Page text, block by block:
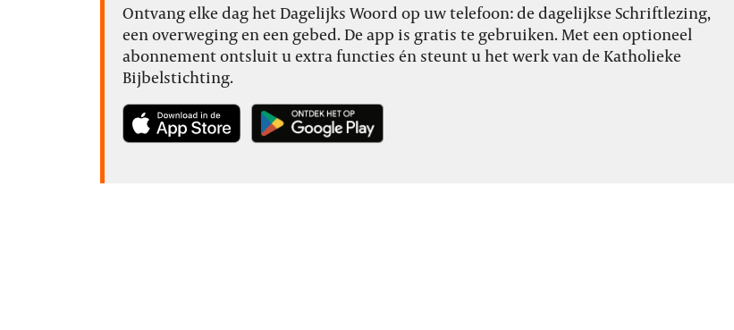
Ontvang elke dag het Dagelijks Woord op uw telefoon: de dagelijkse Schriftlezing,
een overweging en een gebed. De app is gratis te gebruiken. Met een optioneel
abonnement ontsluit u extra functies én steunt u het werk van de Katholieke
Bijbelstichting.